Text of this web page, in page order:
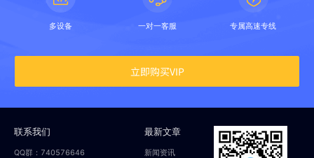
多设备 一对一客服 专属高速专线
立即购买VIP
联系我们
QQ群：740576646
最新文章
新闻资讯